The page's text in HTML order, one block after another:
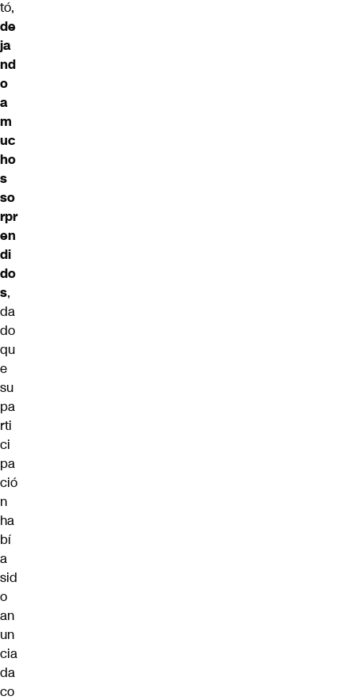
tó,
de
ja
nd
o
a
m
uc
ho
s
so
rpr
en
di
do
s,
da
do
qu
e
su
pa
rti
ci
pa
ció
n
ha
bí
a
sid
o
an
un
cia
da
co